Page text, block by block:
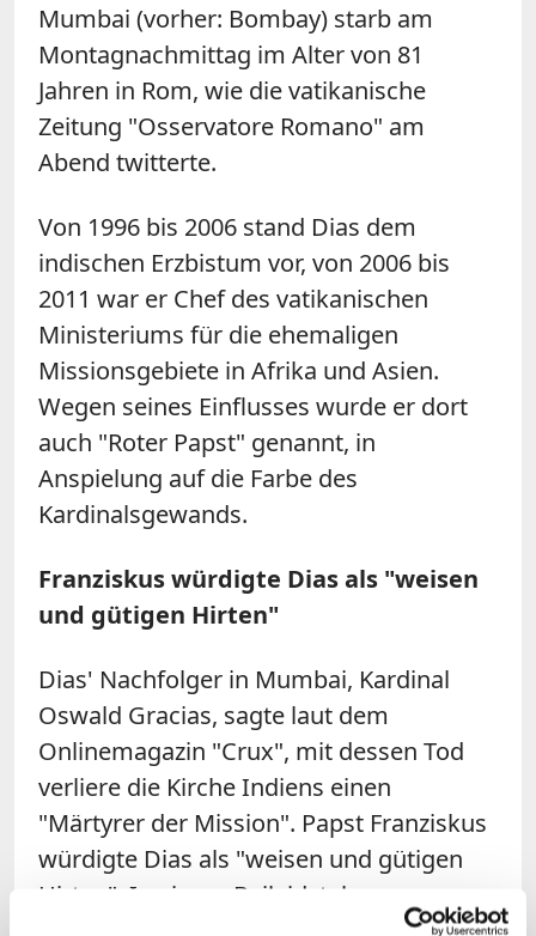
Mumbai (vorher: Bombay) starb am
Montagnachmittag im Alter von 81
Jahren in Rom, wie die vatikanische
Zeitung "Osservatore Romano" am
Abend twitterte.
Von 1996 bis 2006 stand Dias dem
indischen Erzbistum vor, von 2006 bis
2011 war er Chef des vatikanischen
Ministeriums für die ehemaligen
Missionsgebiete in Afrika und Asien.
Wegen seines Einflusses wurde er dort
auch "Roter Papst" genannt, in
Anspielung auf die Farbe des
Kardinalsgewands.
Franziskus würdigte Dias als "weisen
und gütigen Hirten"
Dias' Nachfolger in Mumbai, Kardinal
Oswald Gracias, sagte laut dem
Onlinemagazin "Crux", mit dessen Tod
verliere die Kirche Indiens einen
"Märtyrer der Mission". Papst Franziskus
würdigte Dias als "weisen und gütigen
Hirten". In einem Beileidstelegramm an